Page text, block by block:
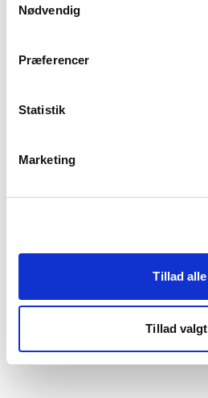
Du kan læse mere om vores brug
"Detaljer" eller ved at klikke
Nødvendig
Præferencer
Statistik
Marketing
Tillad alle
Tillad